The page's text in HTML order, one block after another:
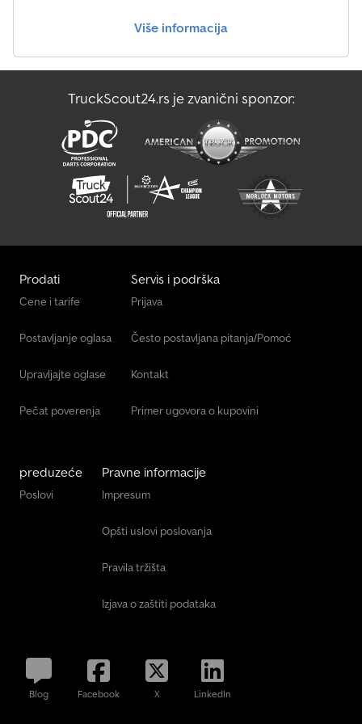
Mercedes-Benz Vito
Transporter Za Staklo
Маневарско Возило
Više informacija
TruckScout24.rs je zvanični sponzor:
Prodati
Cene i tarife
Postavljanje oglasa
Upravljajte oglase
Pečat poverenja
Servis i podrška
Prijava
Često postavljana pitanja/Pomoć
Kontakt
Primer ugovora o kupovini
preduzeće
Poslovi
Pravne informacije
Impresum
Opšti uslovi poslovanja
Pravila tržišta
Izjava o zaštiti podataka
Blog Facebook X LinkedIn